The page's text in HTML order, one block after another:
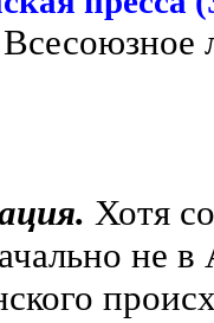
Хотя
не в